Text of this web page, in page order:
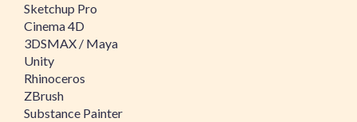
Sketchup Pro
Cinema 4D
3DSMAX / Maya
Unity
Rhinoceros
ZBrush
Substance Painter